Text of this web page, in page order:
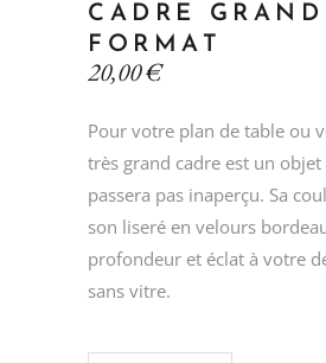
CADRE GRAND
FORMAT
20,00€
Pour votre plan de table ou
très grand cadre est un
passera pas inaperçu. Sa
son liseré en velours
profondeur et éclat à votre
sans vitre.